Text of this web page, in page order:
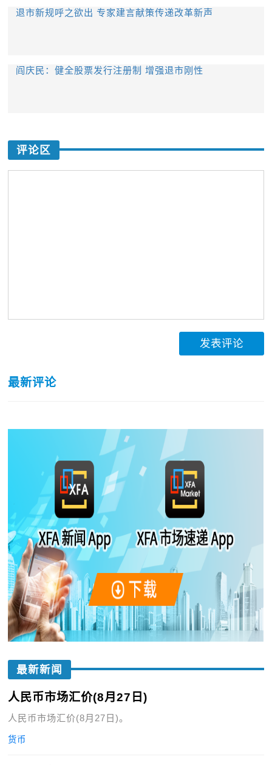
退市新规呼之欲出 专家建言献策传递改革新声
阎庆民：健全股票发行注册制 增强退市刚性
评论区
发表评论
最新评论
最新新闻
人民币市场汇价(8月27日)
人民币市场汇价(8月27日)。
货币